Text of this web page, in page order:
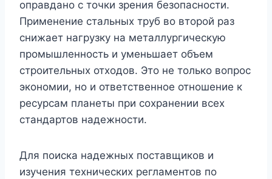
оправдано с точки зрения безопасности.
Применение стальных труб во второй раз
снижает нагрузку на металлургическую
промышленность и уменьшает объем
строительных отходов. Это не только вопрос
экономии, но и ответственное отношение к
ресурсам планеты при сохранении всех
стандартов надежности.
Для поиска надежных поставщиков и
изучения технических регламентов по